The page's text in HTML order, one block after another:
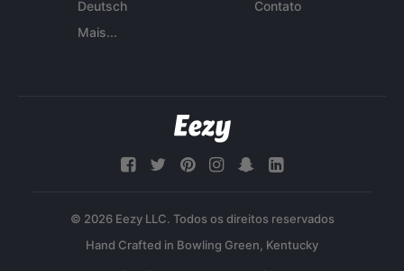
Deutsch
Mais...
Contato
© 2026 Eezy LLC. Todos os direitos reservados